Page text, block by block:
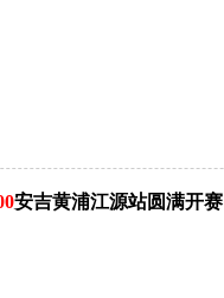
安吉黄浦江源站圆满开赛